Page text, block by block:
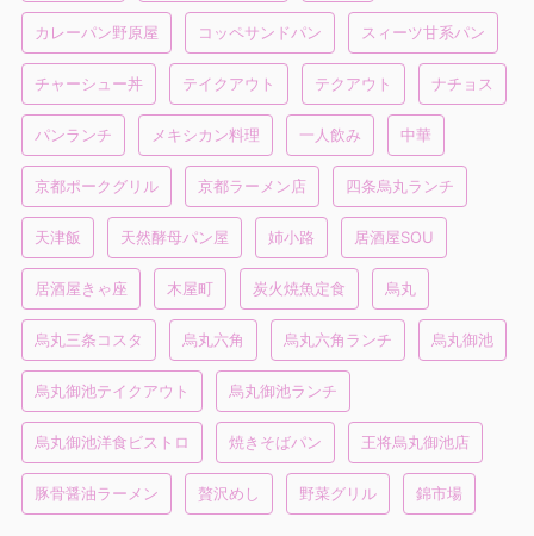
カレーパン野原屋 コッペサンドパン スィーツ甘系パン
チャーシュー丼 テイクアウト テクアウト ナチョス
パンランチ メキシカン料理 一人飲み 中華
京都ポークグリル 京都ラーメン店 四条烏丸ランチ
天津飯 天然酵母パン屋 姉小路 居酒屋SOU
居酒屋きゃ座 木屋町 炭火焼魚定食 烏丸
烏丸三条コスタ 烏丸六角 烏丸六角ランチ 烏丸御池
烏丸御池テイクアウト 烏丸御池ランチ
烏丸御池洋食ビストロ 焼きそばパン 王将烏丸御池店
豚骨醤油ラーメン 贅沢めし 野菜グリル 錦市場